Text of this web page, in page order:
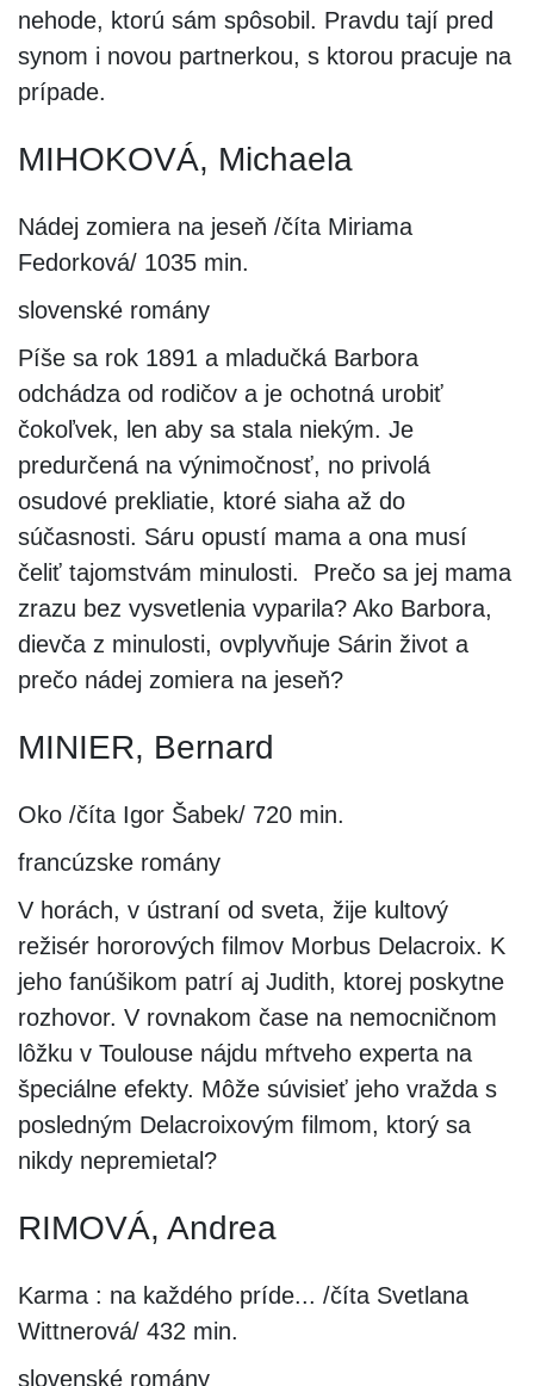
nehode, ktorú sám spôsobil. Pravdu tají pred
synom i novou partnerkou, s ktorou pracuje na
prípade.
MIHOKOVÁ, Michaela
Nádej zomiera na jeseň /číta Miriama
Fedorková/ 1035 min.
slovenské romány
Píše sa rok 1891 a mladučká Barbora
odchádza od rodičov a je ochotná urobiť
čokoľvek, len aby sa stala niekým. Je
predurčená na výnimočnosť, no privolá
osudové prekliatie, ktoré siaha až do
súčasnosti. Sáru opustí mama a ona musí
čeliť tajomstvám minulosti. Prečo sa jej mama
zrazu bez vysvetlenia vyparila? Ako Barbora,
dievča z minulosti, ovplyvňuje Sárin život a
prečo nádej zomiera na jeseň?
MINIER, Bernard
Oko /číta Igor Šabek/ 720 min.
francúzske romány
V horách, v ústraní od sveta, žije kultový
režisér hororových filmov Morbus Delacroix. K
jeho fanúšikom patrí aj Judith, ktorej poskytne
rozhovor. V rovnakom čase na nemocničnom
lôžku v Toulouse nájdu mŕtveho experta na
špeciálne efekty. Môže súvisieť jeho vražda s
posledným Delacroixovým filmom, ktorý sa
nikdy nepremietal?
RIMOVÁ, Andrea
Karma : na každého príde... /číta Svetlana
Wittnerová/ 432 min.
slovenské romány